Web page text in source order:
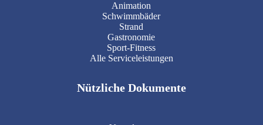
Animation
Schwimmbäder
Strand
Gastronomie
Sport-Fitness
Alle Serviceleistungen
Nützliche Dokumente